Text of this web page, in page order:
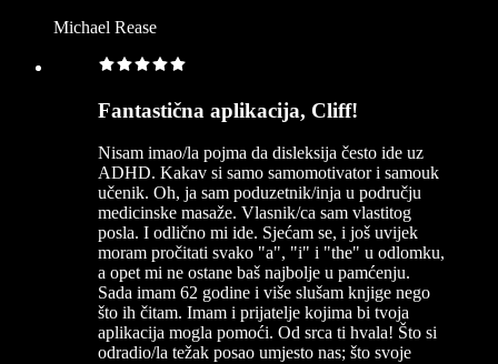
Michael Rease
Fantastična aplikacija, Cliff!
Nisam imao/la pojma da disleksija često ide uz
ADHD. Kakav si samo samomotivator i samouk
učenik. Oh, ja sam poduzetnik/inja u području
medicinske masaže. Vlasnik/ca sam vlastitog
posla. I odlično mi ide. Sjećam se, i još uvijek
moram pročitati svako "a", "i" i "the" u odlomku,
a opet mi ne ostane baš najbolje u pamćenju.
Sada imam 62 godine i više slušam knjige nego
što ih čitam. Imam i prijatelje kojima bi tvoja
aplikacija mogla pomoći. Od srca ti hvala! Što si
odradio/la težak posao umjesto nas; što svoje